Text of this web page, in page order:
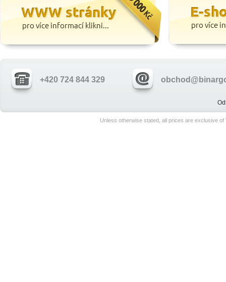
+420 724 844 329
Unless otherwise stated, all prices are exclusive